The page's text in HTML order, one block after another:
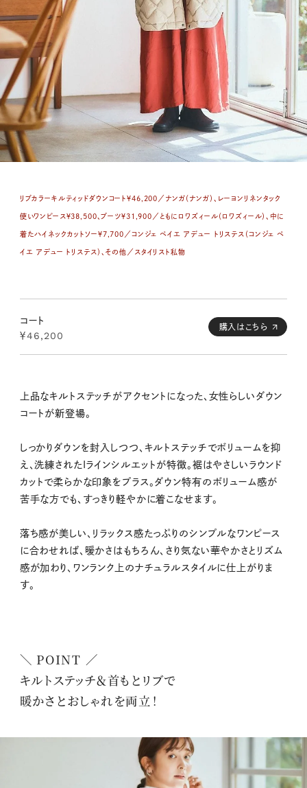
リブカラーキルティッドダウンコート￥46,200／ナンガ（ナンガ）、レーヨンリネンタック
使いワンピース￥38,500、ブーツ￥31,900／ともにロワズィール（ロワズィール）、中に
着たハイネックカットソー￥7,700／コンジェ ペイエ アデュー トリステス（コンジェ ペ
イエ アデュー トリステス）、その他／スタイリスト私物
コート
￥46,200
購入はこちら
上品なキルトステッチがアクセントになった、女性らしいダウン
コートが新登場。
しっかりダウンを封入しつつ、キルトステッチでボリュームを抑
え、洗練されたIラインシルエットが特徴。裾はやさしいラウンド
カットで柔らかな印象をプラス。ダウン特有のボリューム感が
苦手な方でも、すっきり軽やかに着こなせます。
落ち感が美しい、リラックス感たっぷりのシンプルなワンピース
に合わせれば、暖かさはもちろん、さり気ない華やかさとリズム
感が加わり、ワンランク上のナチュラルスタイルに仕上がりま
す。
＼ POINT ／
キルトステッチ＆首もとリブで
暖かさとおしゃれを両立！